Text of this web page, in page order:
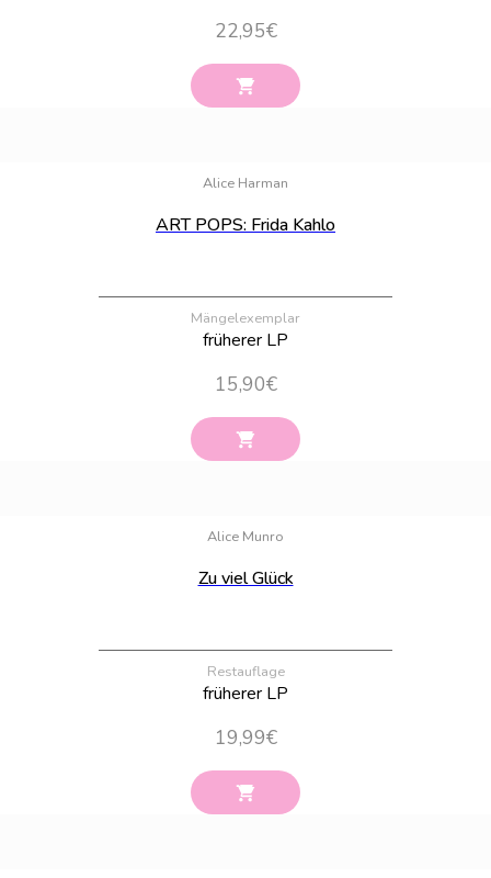
22,95€
Alice Harman
ART POPS: Frida Kahlo
Mängelexemplar
früherer LP
15,90€
Alice Munro
Zu viel Glück
Restauflage
früherer LP
19,99€